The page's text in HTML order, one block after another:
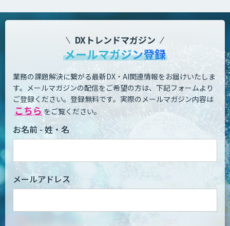
DXトレンドマガジン
メールマガジン登録
業務の課題解決に繋がる最新DX・AI関連情報をお届けいたしま
す。 メールマガジンの配信をご希望の方は、下記フォームより
ご登録ください。登録無料です。 実際のメールマガジン内容は
こちら をご覧ください。
お名前 - 姓・名
メールアドレス